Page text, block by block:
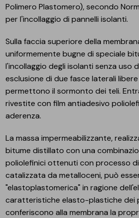
Polimero Plastomero), secondo
per l'incollaggio di pannelli isolanti.
Sulla faccia superiore della
uniformemente bugne di speciale
l'incollaggio degli isolanti senza uso
esclusione di due fasce laterali
permettono il sormonto dei teli.
rivestite con film antiadesivo
aderenza.
La massa impermeabilizzante,
bitume distillato con una
poliolefinici ottenuti con processo
catalizzata da metalloceni, può
"elastoplastomerica" in ragione
caratteristiche elasto-plastiche dei
conferiscono alla membrana la